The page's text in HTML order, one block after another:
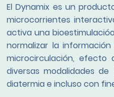
El Dynamix es un
microcorrientes
activa una
normalizar la
microcirculación, efecto
diversas modalidades
diatermia e incluso con